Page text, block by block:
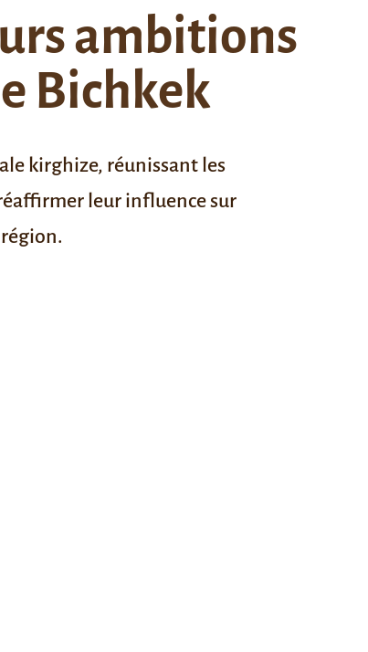
ambitions
Bichkek
kirghize, réunissant les
leur influence sur